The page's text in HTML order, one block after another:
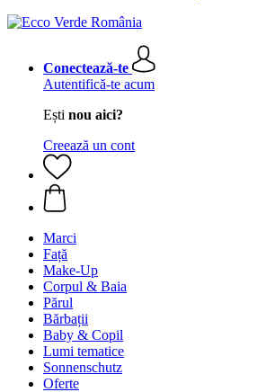
Conectează-te
Autentifică-te acum
Ești nou aici?
Creează un cont
Marci
Față
Make-Up
Corpul & Baia
Părul
Bărbații
Baby & Copil
Lumi tematice
Sonnenschutz
Oferte